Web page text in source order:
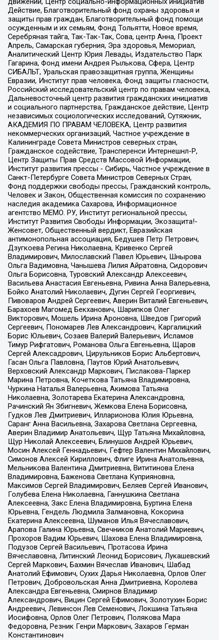
Действие, Благотворительный фонд охраны здоровья и
защиты прав граждан, Благотворительный фонд помощи
осужденным и их семьям, Фонд Тольятти, Новое время,
Серебряная тайга, Так-Так-Так, Сова, центр Анна, Проект
Апрель, Самарская губерния, Эра здоровья, Мемориал,
Аналитический Центр Юрия Левады, Издательство Парк
Гагарина, Фонд имени Андрея Рылькова, Сфера, Центр
СИБАЛЬТ, Уральская правозащитная группа, Женщины
Евразии, Институт прав человека, Фонд защиты гласности,
Российский исследовательский центр по правам человека,
Дальневосточный центр развития гражданских инициатив
и социального партнерства, Гражданское действие, Центр
независимых социологических исследований, Сутяжник,
АКАДЕМИЯ ПО ПРАВАМ ЧЕЛОВЕКА, Центр развития
некоммерческих организаций, Частное учреждение в
Калининграде Совета Министров северных стран,
Гражданское содействие, Трансперенси Интернешнл-Р,
Центр Защиты Прав Средств Массовой Информации,
Институт развития прессы - Сибирь, Частное учреждение в
Санкт-Петербурге Совета Министров Северных Стран,
Фонд поддержки свободы прессы, Гражданский контроль,
Человек и Закон, Общественная комиссия по сохранению
наследия академика Сахарова, Информационное
агентство МЕМО. РУ, Институт региональной прессы,
Институт Развития Свободы Информации, Экозащита!-
Женсовет, Общественный вердикт, Евразийская
антимонопольная ассоциация, Бедушев Петр Петрович,
Дзугкоева Регина Николаевна, Кривенко Сергей
Владимирович, Милославский Павел Юрьевич, Шнырова
Ольга Вадимовна, Чанышева Лилия Айратовна, Сидорович
Ольга Борисовна, Туровский Александр Алексеевич,
Васильева Анастасия Евгеньевна, Ривина Анна Валерьевна,
Бойко Анатолий Николаевич, Дугин Сергей Георгиевич,
Пивоваров Андрей Сергеевич, Аверин Виталий Евгеньевич,
Барахоев Магомед Бекханович, Шарипков Олег
Викторович, Мошель Ирина Ароновна, Шведов Григорий
Сергеевич, Пономарев Лев Александрович, Каргалицкий
Борис Юльевич, Созаев Валерий Валерьевич, Исламов
Тимур Рифгатович, Романова Ольга Евгеньевна, Щаров
Сергей Алексадрович, Цирульников Борис Альбертович,
Гасан Ольга Павловна, Паутов Юрий Анатольевич,
Верховский Александр Маркович, Пислакова-Паркер
Марина Петровна, Кочеткова Татьяна Владимировна,
Чуркина Наталья Валерьевна, Акимова Татьяна
Николаевна, Золотарева Екатерина Александровна,
Рачинский Ян Збигневич, Жемкова Елена Борисовна,
Гудков Лев Дмитриевич, Илларионова Юлия Юрьевна,
Саранг Анна Васильевна, Захарова Светлана Сергеевна,
Аверин Владимир Анатольевич, Щур Татьяна Михайловна,
Щур Николай Алексеевич, Блинушов Андрей Юрьевич,
Мосин Алексей Геннадьевич, Гефтер Валентин Михайлович,
Симонов Алексей Кириллович, Флиге Ирина Анатольевна,
Мельникова Валентина Дмитриевна, Вититинова Елена
Владимировна, Баженова Светлана Куприяновна,
Максимов Сергей Владимирович, Беляев Сергей Иванович,
Голубева Елена Николаевна, Ганнушкина Светлана
Алексеевна, Закс Елена Владимировна, Буртина Елена
Юрьевна, Гендель Людмила Залмановна, Кокорина
Екатерина Алексеевна, Шуманов Илья Вячеславович,
Арапова Галина Юрьевна, Свечников Анатолий Мариевич,
Прохоров Вадим Юрьевич, Шахова Елена Владимировна,
Подузов Сергей Васильевич, Протасова Ирина
Вячеславовна, Литинский Леонид Борисович, Лукашевский
Сергей Маркович, Бахмин Вячеслав Иванович, Шабад
Анатолий Ефимович, Сухих Дарья Николаевна, Орлов Олег
Петрович, Добровольская Анна Дмитриевна, Королева
Александра Евгеньевна, Смирнов Владимир
Александрович, Вицин Сергей Ефимович, Золотухин Борис
Андреевич, Левинсон Лев Семенович, Локшина Татьяна
Иосифовна, Орлов Олег Петрович, Полякова Мара
Федоровна, Резник Генри Маркович, Захаров Герман
Константинович